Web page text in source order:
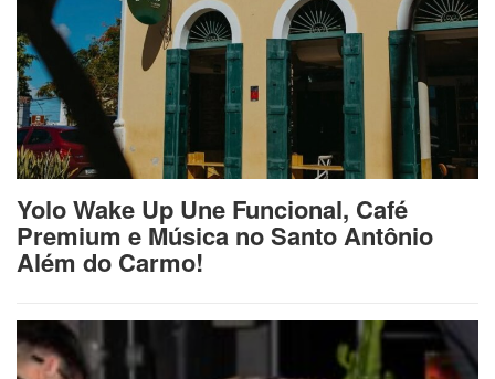
Yolo Wake Up Une Funcional, Café
Premium e Música no Santo Antônio
Além do Carmo!